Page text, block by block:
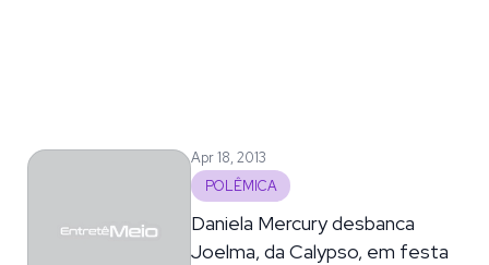
Apr 18, 2013
POLÊMICA
Daniela Mercury desbanca
Joelma, da Calypso, em festa